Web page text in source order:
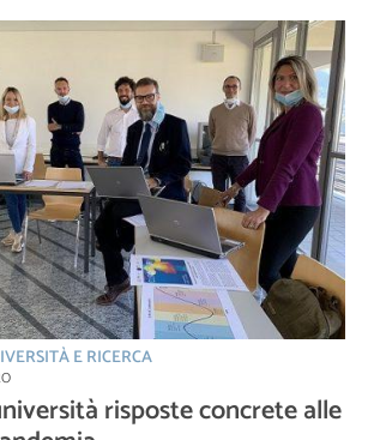
E RICERCA
risposte concrete alle